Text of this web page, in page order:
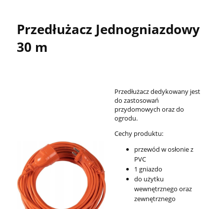
Przedłużacz Jednogniazdowy
30 m
Przedłużacz dedykowany jest
do zastosowań
przydomowych oraz do
ogrodu.
Cechy produktu:
przewód w osłonie z
PVC
1 gniazdo
do użytku
wewnętrznego oraz
zewnętrznego